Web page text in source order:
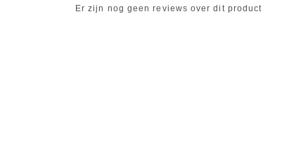
Er zijn nog geen reviews over dit product